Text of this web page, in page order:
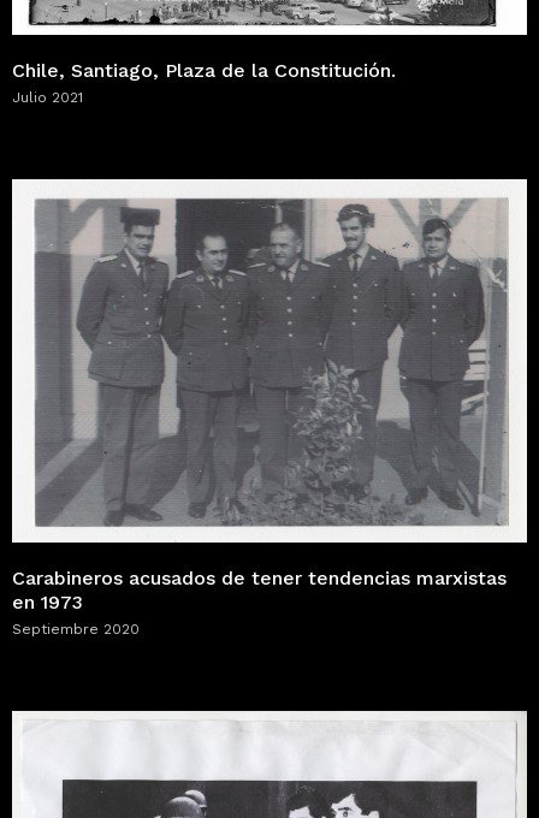
Chile, Santiago, Plaza de la Constitución.
Julio 2021
Carabineros acusados de tener tendencias marxistas
en 1973
Septiembre 2020